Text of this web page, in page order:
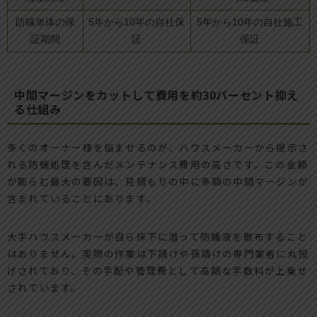
防蟻単体の保
証期間
5年から10年の自社保
証
5年から10年の自社施工
保証
中間マージンをカットして費用を約30パーセント抑え
る仕組み
多くのオーナー様を悩ませるのが、ハウスメーカーから提示さ
れる防蟻処理を含んだメンテナンス費用の高さです。この金額
が膨らむ最大の要因は、見積もりの中に多額の中間マージンが
含まれていることにあります。
大手ハウスメーカーが自ら床下に潜って防蟻液を散布すること
はありません。実際の作業は下請けや孫請けの専門業者に丸投
げされており、その手配や管理費として高額な手数料が上乗せ
されています。